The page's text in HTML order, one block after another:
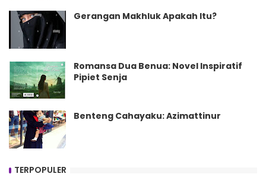
Gerangan Makhluk Apakah Itu?
Romansa Dua Benua: Novel Inspiratif
Pipiet Senja
Benteng Cahayaku: Azimattinur
TERPOPULER